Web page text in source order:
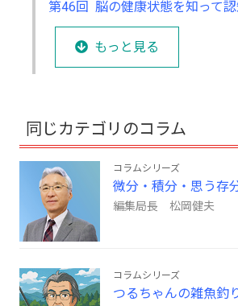
第46回 脳の健康状態を知って
もっと見る
同じカテゴリのコラム
コラムシリーズ
微分・積分・思う存
編集局長 松岡健夫
コラムシリーズ
つるちゃんの雑魚釣